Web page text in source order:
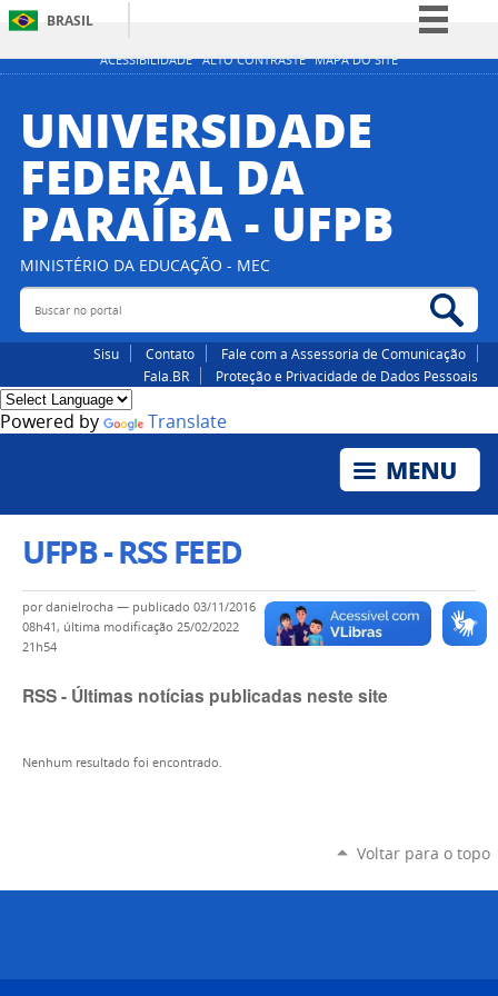
ACESSIBILIDADE ALTO CONTRASTE MAPA DO SITE
BRASIL
Simplifique!
Participe
Acesso à informação
Canais
UNIVERSIDADE
FEDERAL DA
PARAÍBA - UFPB
MINISTÉRIO DA EDUCAÇÃO - MEC
Buscar no portal
Sisu Contato
Fale com a Assessoria de Comunicação
Fala.BR
Proteção e Privacidade de Dados Pessoais
Powered by Translate
UFPB - RSS FEED
pordanielrocha — publicado 03/11/2016
08h41, última modificação 25/02/2022
21h54
RSS - Últimas notícias publicadas neste site
Nenhum resultado foi encontrado.
Voltar para o topo